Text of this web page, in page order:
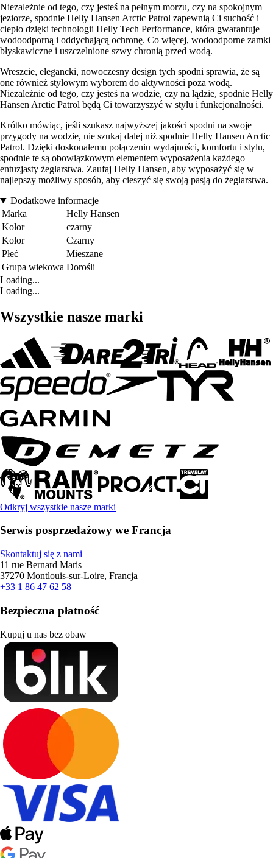
Niezależnie od tego, czy jesteś na pełnym morzu, czy na spokojnym
jeziorze, spodnie Helly Hansen Arctic Patrol zapewnią Ci suchość i
ciepło dzięki technologii Helly Tech Performance, która gwarantuje
wodoodporną i oddychającą ochronę. Co więcej, wodoodporne zamki
błyskawiczne i uszczelnione szwy chronią przed wodą.
Wreszcie, elegancki, nowoczesny design tych spodni sprawia, że są
one również stylowym wyborem do aktywności poza wodą.
Niezależnie od tego, czy jesteś na wodzie, czy na lądzie, spodnie Helly
Hansen Arctic Patrol będą Ci towarzyszyć w stylu i funkcjonalności.
Krótko mówiąc, jeśli szukasz najwyższej jakości spodni na swoje
przygody na wodzie, nie szukaj dalej niż spodnie Helly Hansen Arctic
Patrol. Dzięki doskonałemu połączeniu wydajności, komfortu i stylu,
spodnie te są obowiązkowym elementem wyposażenia każdego
entuzjasty żeglarstwa. Zaufaj Helly Hansen, aby wyposażyć się w
najlepszy możliwy sposób, aby cieszyć się swoją pasją do żeglarstwa.
Dodatkowe informacje
Marka
Helly Hansen
Kolor
czarny
Kolor
Czarny
Płeć
Mieszane
Grupa wiekowa Dorośli
Loading...
Loading...
Wszystkie nasze marki
Odkryj wszystkie nasze marki
Serwis posprzedażowy we Francja
Skontaktuj się z nami
11 rue Bernard Maris
37270 Montlouis-sur-Loire, Francja
+33 1 86 47 62 58
Bezpieczna płatność
Kupuj u nas bez obaw